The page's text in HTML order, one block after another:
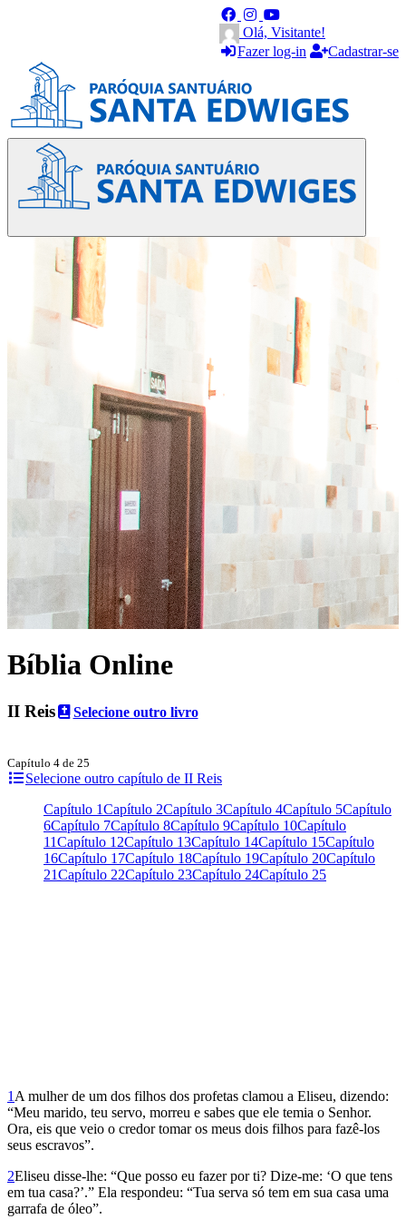
Olá, Visitante!
Fazer log-in
Cadastrar-se
Bíblia Online
II Reis Selecione outro livro
Capítulo 4 de 25
Selecione outro capítulo de II Reis
Capítulo 1Capítulo 2Capítulo 3Capítulo 4Capítulo 5Capítulo
6Capítulo 7Capítulo 8Capítulo 9Capítulo 10Capítulo
11Capítulo 12Capítulo 13Capítulo 14Capítulo 15Capítulo
16Capítulo 17Capítulo 18Capítulo 19Capítulo 20Capítulo
21Capítulo 22Capítulo 23Capítulo 24Capítulo 25
1 A mulher de um dos filhos dos profetas clamou a Eliseu, dizendo:
“Meu marido, teu servo, morreu e sabes que ele temia o Senhor.
Ora, eis que veio o credor tomar os meus dois filhos para fazê-los
seus escravos”.
2Eliseu disse-lhe: “Que posso eu fazer por ti? Dize-me: ‘O que tens
em tua casa?’.” Ela respondeu: “Tua serva só tem em sua casa uma
garrafa de óleo”.